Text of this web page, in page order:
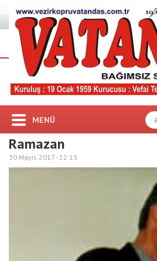
MENÜ
Ramazan
30 Mayıs 2017 -22:13